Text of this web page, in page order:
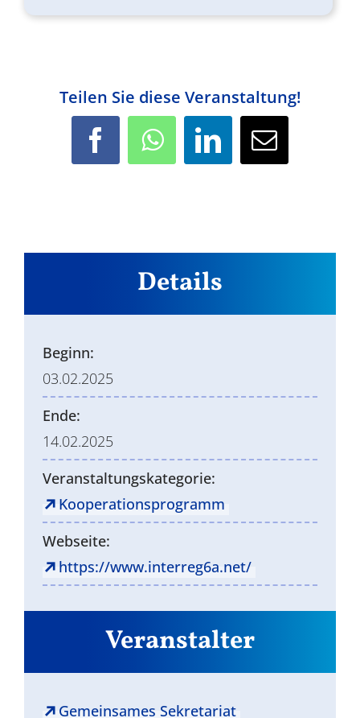
Teilen Sie diese Veranstaltung!
Facebook WhatsApp LinkedIn
E-
Details
Beginn:
03.02.2025
Ende:
14.02.2025
Veranstaltungskategorie:
Kooperationsprogramm
Webseite:
https://www.interreg6a.net/
Veranstalter
Gemeinsames Sekretariat